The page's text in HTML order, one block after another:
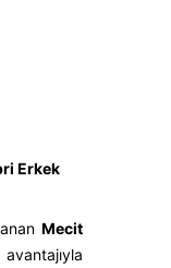
Erkek
Mecit